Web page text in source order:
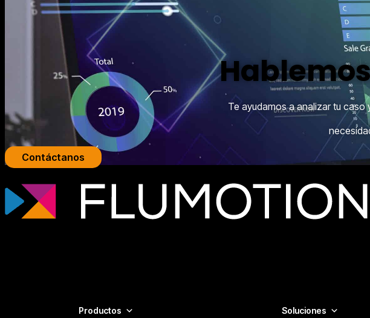
Te ayudamos a analizar tu caso
Contáctanos
Productos Soluciones